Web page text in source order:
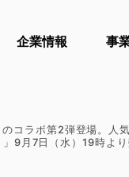
企業情報 事
コラボ第2弾登場。
9月7日（水）19時よ